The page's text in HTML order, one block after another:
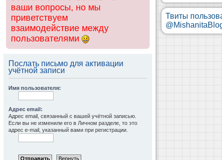
ваши вопросы, но мы
приветствуем
взаимодействие между
пользователями
Послать письмо для активации
учётной записи
Имя пользователя:
Адрес email:
Адрес email, связанный с вашей учётной записью.
Если вы не изменили его в Личном разделе, то это
адрес e-mail, указанный вами при регистрации.
Твиты